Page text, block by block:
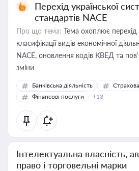
Перехід української
стандартів NACE
Про що тема: Тема охоплює перехід
класифікації видів економічної
NACE, оновлення кодів КВЕД та
зміни
Банківська діяльність
Фінансові послуги
+13
Інтелектуальна власність,
право і торговельні марки